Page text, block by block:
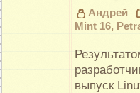
Андрей
Mint 16,
выпуск